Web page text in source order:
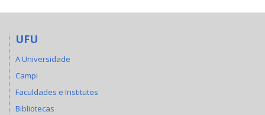
UFU
A Universidade
Campi
Faculdades e Institutos
Bibliotecas